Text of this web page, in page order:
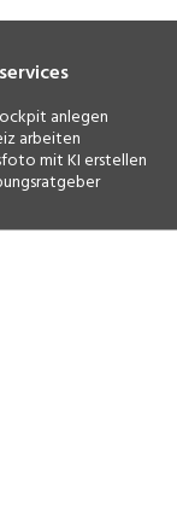
sind wir individuell und
Kunden da.
anlegen
arbeiten
mit KI erstellen